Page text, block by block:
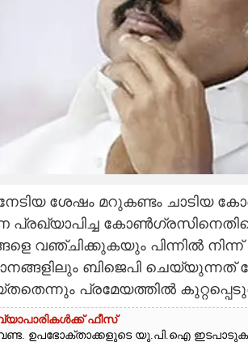
ശേഷം മറുകണ്ടം ചാടിയ
പ്രഖ്യാപിച്ച
വഞ്ചിക്കുകയും പിന്നില്‍
ബിജെപി
പ്രമേയത്തില്‍
ഫീസ്
ഉപഭോക്താക്കളുടെ യു.പി.ഐ